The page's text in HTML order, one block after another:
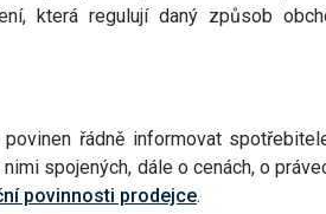
která regulují daný způsob
řádně informovat
spojených, dále o cenách, o
povinnosti prodejce.